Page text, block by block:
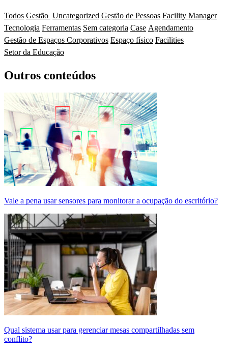
Todos Gestão Uncategorized Gestão de Pessoas Facility Manager
Tecnologia Ferramentas Sem categoria Case Agendamento
Gestão de Espaços Corporativos Espaço físico Facilities
Setor da Educação
Outros conteúdos
Vale a pena usar sensores para monitorar a ocupação do escritório?
Qual sistema usar para gerenciar mesas compartilhadas sem
conflito?